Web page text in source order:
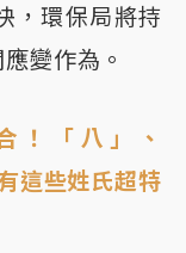
，環保局將持
變作為。
！「八」、
這些姓氏超特